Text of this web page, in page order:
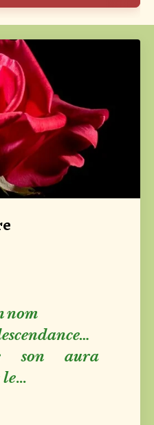
nom
son aura
le...